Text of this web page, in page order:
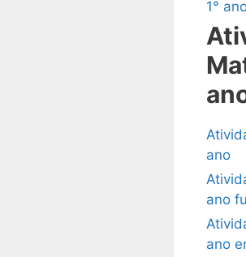
1°
ano
ano
ano